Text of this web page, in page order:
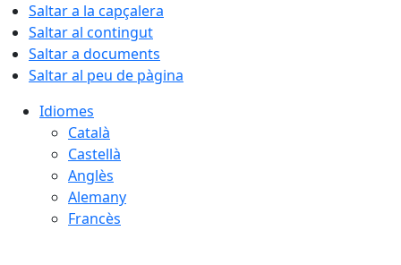
Saltar a la capçalera
Saltar al contingut
Saltar a documents
Saltar al peu de pàgina
Idiomes
Català
Castellà
Anglès
Alemany
Francès